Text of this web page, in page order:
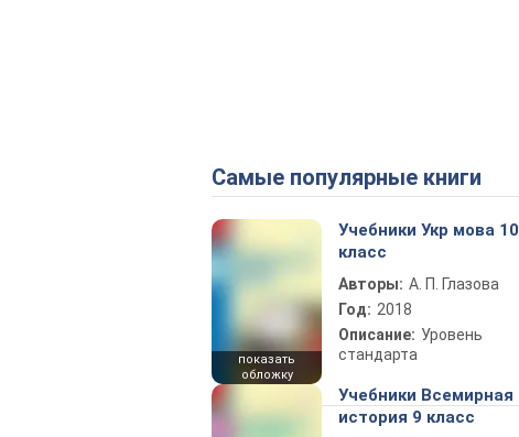
Самые популярные книги
показать
обложку
Учебники Укр мова 10
класс
Авторы: А. П. Глазова
Год: 2018
Описание: Уровень
стандарта
Учебники Всемирная
история 9 класс